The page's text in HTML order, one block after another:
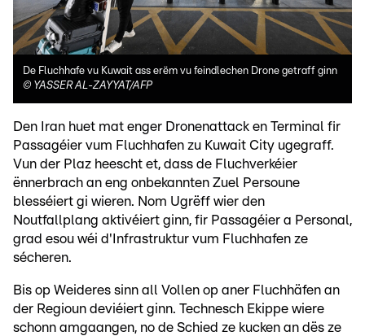
De Fluchhafe vu Kuwait ass erëm vu feindlechen Drone getraff ginn
© YASSER AL-ZAYYAT/AFP
Den Iran huet mat enger Dronenattack en Terminal fir
Passagéier vum Fluchhafen zu Kuwait City ugegraff.
Vun der Plaz heescht et, dass de Fluchverkéier
ënnerbrach an eng onbekannten Zuel Persoune
blesséiert gi wieren. Nom Ugrëff wier den
Noutfallplang aktivéiert ginn, fir Passagéier a Personal,
grad esou wéi d'Infrastruktur vum Fluchhafen ze
sécheren.
Bis op Weideres sinn all Vollen op aner Fluchhäfen an
der Regioun deviéiert ginn. Technesch Ekippe wiere
schonn amgaangen, no de Schied ze kucken an dës ze